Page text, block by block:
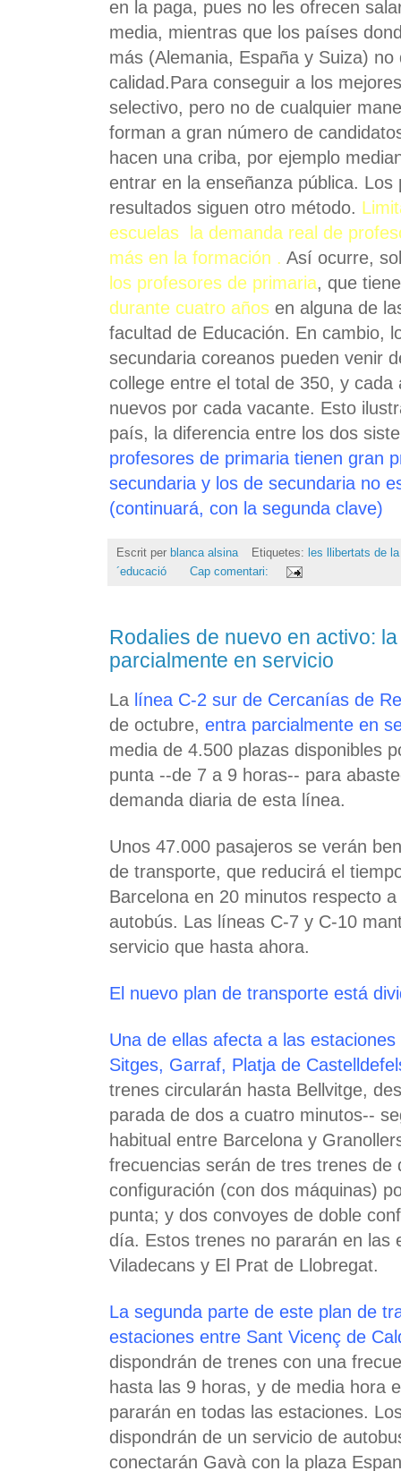
en la paga, pues no les ofrecen
media, mientras que los países
más (Alemania, España y Suiza) no
calidad.Para conseguir a los
selectivo, pero no de cualquier
forman a gran número de
hacen una criba, por ejemplo
entrar en la enseñanza pública.
resultados siguen otro método.
escuelas la demanda real de
más en la formación . Así ocurre,
los profesores de primaria, que
durante cuatro años en alguna de
facultad de Educación. En cambio,
secundaria coreanos pueden venir
college entre el total de 350, y cada
nuevos por cada vacante. Esto
país, la diferencia entre los dos
profesores de primaria tienen gran
secundaria y los de secundaria no
(continuará, con la segunda clave)
Escrit per blanca alsina Etiquetes: les llibertats de
´educació
Cap comentari:
Rodalies de nuevo en activo:
parcialmente en servicio
La línea C-2 sur de Cercanías de
de octubre, entra parcialmente en
media de 4.500 plazas disponibles
punta --de 7 a 9 horas-- para
demanda diaria de esta línea.
Unos 47.000 pasajeros se verán
de transporte, que reducirá el
Barcelona en 20 minutos respecto
autobús. Las líneas C-7 y C-10
servicio que hasta ahora.
El nuevo plan de transporte está
Una de ellas afecta a las
Sitges, Garraf, Platja de
trenes circularán hasta Bellvitge,
parada de dos a cuatro minutos--
habitual entre Barcelona y
frecuencias serán de tres trenes de
configuración (con dos máquinas)
punta; y dos convoyes de doble
día. Estos trenes no pararán en las
Viladecans y El Prat de Llobregat.
La segunda parte de este plan de
estaciones entre Sant Vicenç de
dispondrán de trenes con una
hasta las 9 horas, y de media hora
pararán en todas las estaciones.
dispondrán de un servicio de
conectarán Gavà con la plaza